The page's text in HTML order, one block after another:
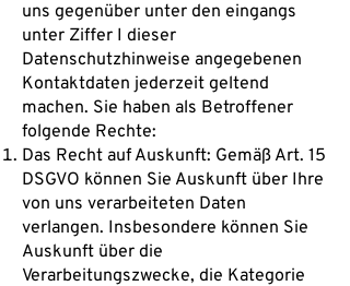
uns gegenüber unter den eingangs
unter Ziffer I dieser
Datenschutzhinweise angegebenen
Kontaktdaten jederzeit geltend
machen. Sie haben als Betroffener
folgende Rechte:
Das Recht auf Auskunft: Gemäß Art. 15
DSGVO können Sie Auskunft über Ihre
von uns verarbeiteten Daten
verlangen. Insbesondere können Sie
Auskunft über die
Verarbeitungszwecke, die Kategorie